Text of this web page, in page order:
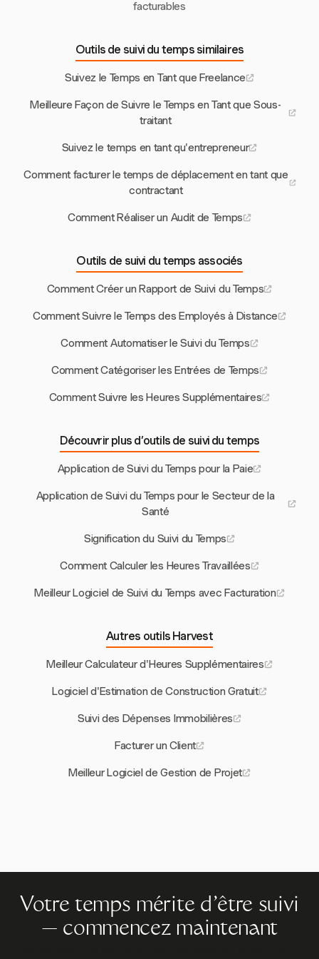
facturables
Outils de suivi du temps similaires
Suivez le Temps en Tant que Freelance
Meilleure Façon de Suivre le Temps en Tant que Sous-
traitant
Suivez le temps en tant qu'entrepreneur
Comment facturer le temps de déplacement en tant que
contractant
Comment Réaliser un Audit de Temps
Outils de suivi du temps associés
Comment Créer un Rapport de Suivi du Temps
Comment Suivre le Temps des Employés à Distance
Comment Automatiser le Suivi du Temps
Comment Catégoriser les Entrées de Temps
Comment Suivre les Heures Supplémentaires
Découvrir plus d’outils de suivi du temps
Application de Suivi du Temps pour la Paie
Application de Suivi du Temps pour le Secteur de la
Santé
Signification du Suivi du Temps
Comment Calculer les Heures Travaillées
Meilleur Logiciel de Suivi du Temps avec Facturation
Autres outils Harvest
Meilleur Calculateur d'Heures Supplémentaires
Logiciel d'Estimation de Construction Gratuit
Suivi des Dépenses Immobilières
Facturer un Client
Meilleur Logiciel de Gestion de Projet
Votre temps mérite d'être suivi
— commencez maintenant